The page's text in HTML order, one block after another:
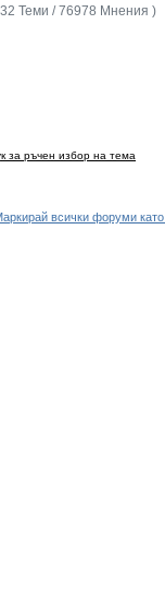
Теми / 76978 Мнения )
за ръчен избор на тема
всички форуми